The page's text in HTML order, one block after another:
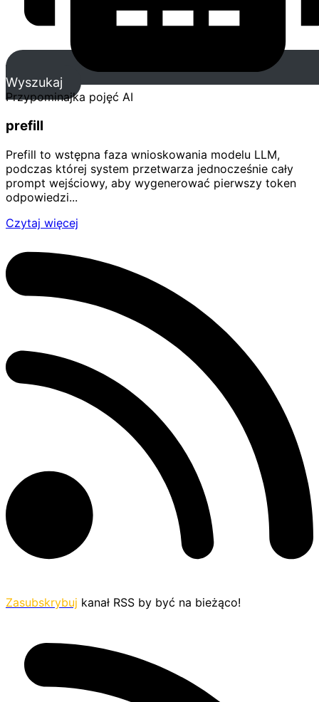
Wyszukaj
Przypominajka pojęć AI
prefill
Prefill to wstępna faza wnioskowania modelu LLM,
podczas której system przetwarza jednocześnie cały
prompt wejściowy, aby wygenerować pierwszy token
odpowiedzi...
Czytaj więcej
Zasubskrybuj kanał RSS by być na bieżąco!